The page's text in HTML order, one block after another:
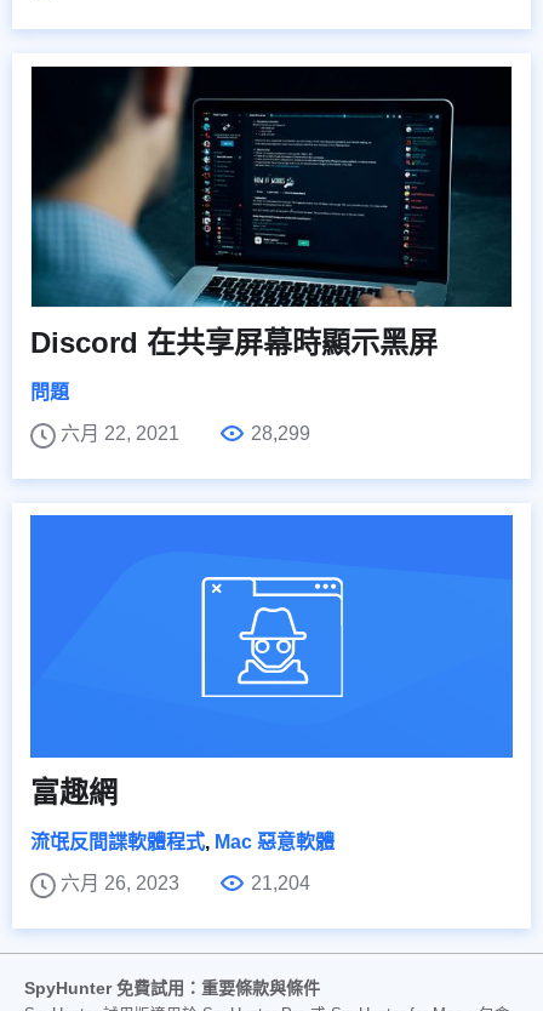
Discord 在共享屏幕時顯示黑屏
問題
六月 22, 2021
28,299
富趣網
流氓反間諜軟體程式, Mac 惡意軟體
六月 26, 2023
21,204
SpyHunter 免費試用：重要條款與條件